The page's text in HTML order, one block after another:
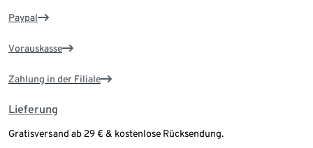
Paypal
Vorauskasse
Zahlung in der Filiale
Lieferung
Gratisversand ab 29 € & kostenlose Rücksendung.